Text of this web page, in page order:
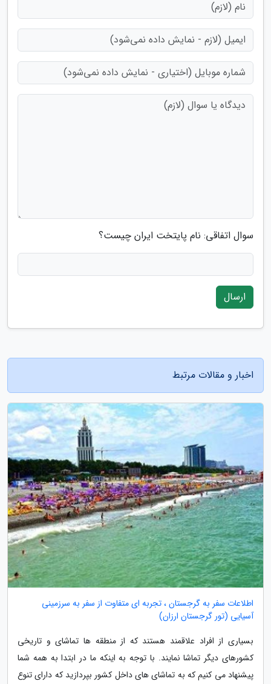
سوال اتفاقی: نام پایتخت ایران چیست؟
ارسال
اخبار و مقالات مرتبط
اطلاعات سفر به گرجستان ، تجربه ای متفاوت از سفر به سرزمینی
آسیایی (تور گرجستان ارزان)
بسیاری از افراد علاقمند هستند که از منطقه ها تماشای و تاریخی
کشورهای دیگر تماشا نمایند. با توجه به اینکه ما در ابتدا به همه شما
پیشنهاد می کنیم که به تماشای های داخل کشور بپردازید که دارای تنوع